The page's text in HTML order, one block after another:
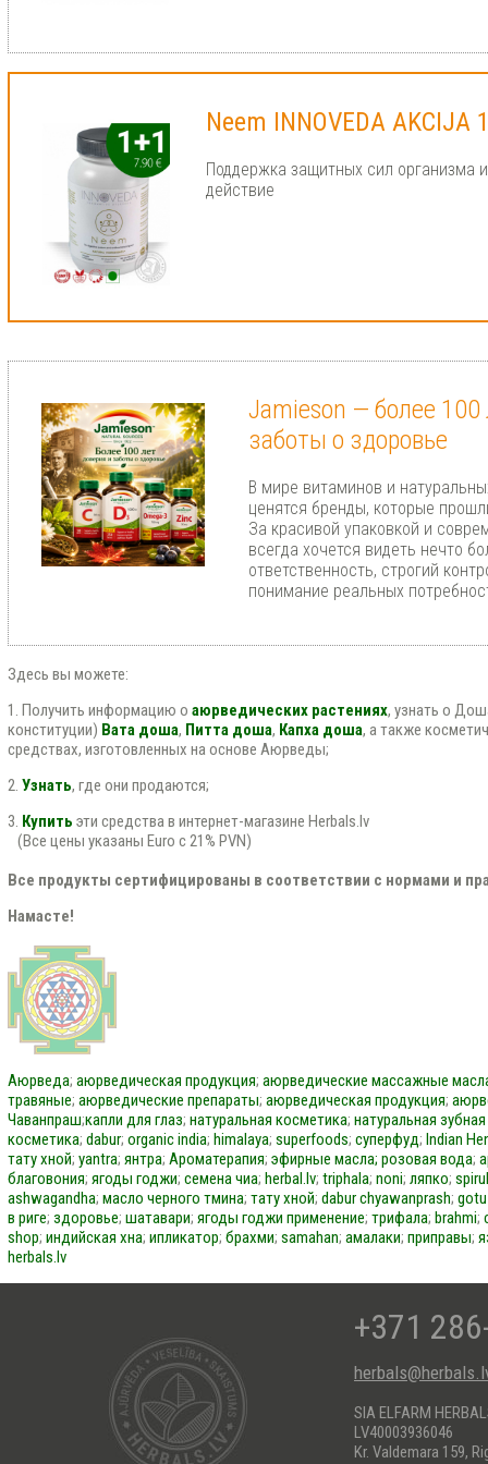
Neem INNOVEDA AKCIJA
Поддержка защитных сил организма
действие
Jamieson — более 100
заботы о здоровье
В мире витаминов и
ценятся бренды, которые
За красивой упаковкой и
всегда хочется видеть нечто
ответственность, строгий
понимание реальных
Здесь вы можете:
1. Получить информацию о аюрведических растениях, узнать о
конституции) Вата доша, Питта доша, Капха доша, а также
средствах, изготовленных на основе Аюрведы;
2. Узнать, где они продаются;
3. Купить эти средства в интернет-магазине Herbals.lv
(Все цены указаны Euro с 21% PVN)
Все продукты сертифицированы в соответствии с нормами и
Намасте!
Аюрведа; аюрведическая продукция; аюрведические массажные
травяные; аюрведические препараты; аюрведическая продукция;
Чаванпраш;капли для глаз; натуральная косметика; натуральная
косметика; dabur; organic india; himalaya; superfoods; суперфуд; Indian
тату хной; yantra; янтра; Ароматерапия; эфирные масла; розовая вода;
благовония; ягоды годжи; семена чиа; herbal.lv; triphala; noni; ляпко;
ashwagandha; масло черного тмина; тату хной; daburchyawanprash;
в риге; здоровье; шатавари; ягоды годжи применение; трифала; brahmi;
shop; индийская хна; ипликатор; брахми; samahan; амалаки; приправы;
herbals.lv
+371
SIA ELFARM
LV40003936046
Kr. Valdemara 159,